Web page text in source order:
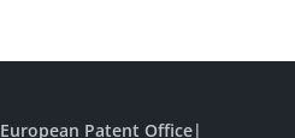
European Patent Office|